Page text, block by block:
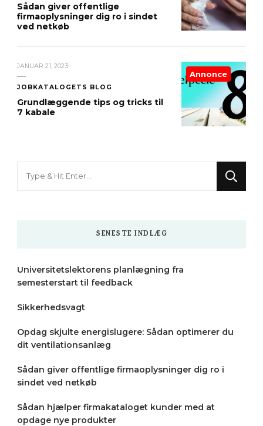
Sådan giver offentlige
firmaoplysninger dig ro i sindet
ved netkøb
JANUAR 21, 2023
JOBKATALOGETS BLOG
Grundlæggende tips og tricks til
7 kabale
Annonce
SENESTE INDLÆG
Universitetslektorens planlægning fra
semesterstart til feedback
Sikkerhedsvagt
Opdag skjulte energislugere: Sådan optimerer du
dit ventilationsanlæg
Sådan giver offentlige firmaoplysninger dig ro i
sindet ved netkøb
Sådan hjælper firmakataloget kunder med at
opdage nye produkter